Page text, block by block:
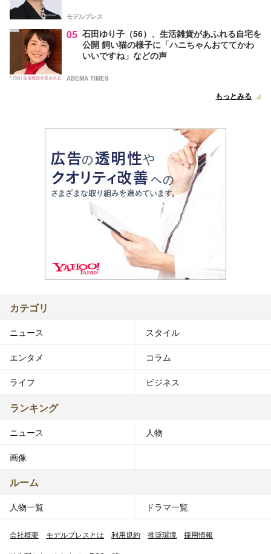
モデルプレス
05 石田ゆり子（56）、生活雑貨があふれる自宅を
公開 飼い猫の様子に「ハニちゃんおててかわ
いいですね」などの声
ABEMA TIMES
もっとみる
カテゴリ
ニュース スタイル
エンタメ コラム
ライフ ビジネス
ランキング
ニュース 人物
画像
ルーム
人物一覧 ドラマ一覧
会社概要 モデルプレスとは 利用規約 推奨環境 採用情報